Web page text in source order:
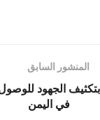
المنشور السابق
بتكثيف الجهود
في اليمن